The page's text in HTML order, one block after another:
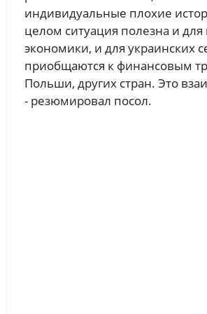
индивидуальные плохие
целом ситуация полезна и
экономики, и для украинских
приобщаются к финансовым
Польши, других стран. Это
- резюмировал посол.